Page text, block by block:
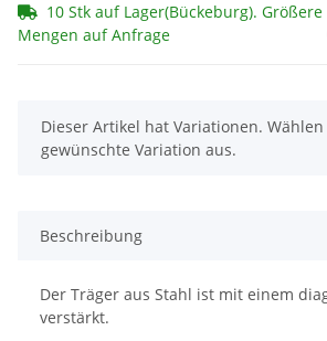
10 Stk auf Lager(Bückeburg). Größere
Mengen auf Anfrage
x
Dieser Artikel hat Variationen.
gewünschte Variation aus.
Beschreibung
Der Träger aus Stahl ist mit einem
verstärkt.